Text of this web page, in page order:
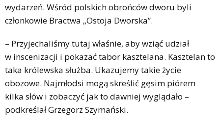
wydarzeń. Wśród polskich obrońców dworu byli
członkowie Bractwa „Ostoja Dworska”.
– Przyjechaliśmy tutaj właśnie, aby wziąć udział
w inscenizacji i pokazać tabor kasztelana. Kasztelan to
taka królewska służba. Ukazujemy takie życie
obozowe. Najmłodsi mogą skreślić gęsim piórem
kilka słów i zobaczyć jak to dawniej wyglądało –
podkreślał Grzegorz Szymański.